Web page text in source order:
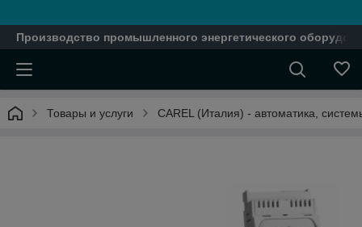
Производство промышленного энергетического
Товары и услуги CAREL (Италия) - автоматика,